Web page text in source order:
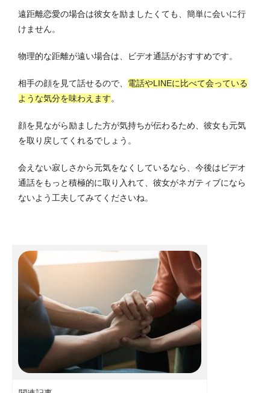
遠距離恋愛の場合は彼女を励ましたくても、簡単に会いに行
けません。
物理的な距離が遠い場合は、ビデオ通話がおすすめです。
相手の顔を見て話せるので、 電話やLINEに比べて会っている
ような気分を味わえます。
顔を見ながら励ました方が気持ちが伝わるため、彼女も元気
を取り戻してくれるでしょう。
会えない寂しさから元気をなくしているなら、今後はビデオ
通話をもっと積極的に取り入れて、彼女がネガティブになら
ないよう工夫してみてくださいね。